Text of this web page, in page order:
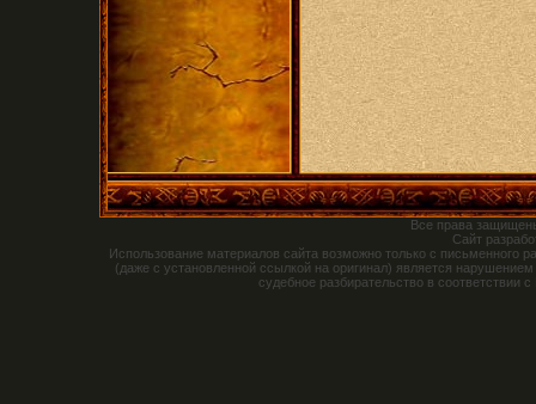
Все права
Сайт
Использование материалов сайта возможно только с письменного
(даже с установленной ссылкой на оригинал) является
судебное разбирательство в